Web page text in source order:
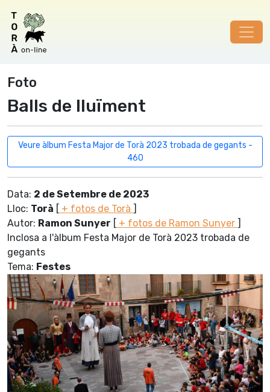
Foto
Balls de lluïment
Veure àlbum Festa Major de Torà 2023 trobada de gegants -
460
Data: 2 de Setembre de 2023
Lloc: Torà [ + fotos de Torà ]
Autor: Ramon Sunyer [ + fotos de Ramon Sunyer ]
Inclosa a l'àlbum Festa Major de Torà 2023 trobada de
gegants
Tema: Festes